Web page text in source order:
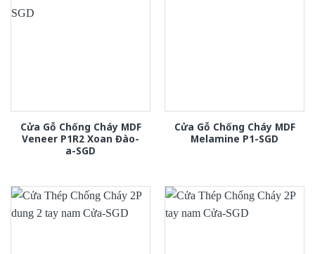
Cửa Gỗ Chống Cháy MDF
Veneer P1R2 Xoan Đào-
a-SGD
Cửa Gỗ Chống Cháy MDF
Melamine P1-SGD